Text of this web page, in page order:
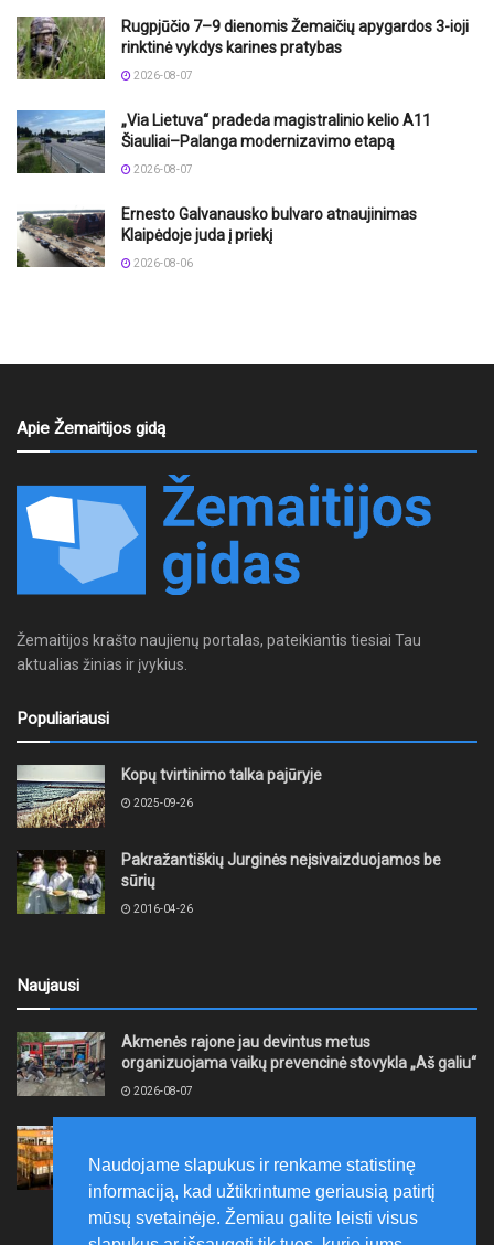
Rugpjūčio 7–9 dienomis Žemaičių apygardos 3-ioji
rinktinė vykdys karines pratybas
2026-08-07
„Via Lietuva“ pradeda magistralinio kelio A11
Šiauliai–Palanga modernizavimo etapą
2026-08-07
Ernesto Galvanausko bulvaro atnaujinimas
Klaipėdoje juda į priekį
2026-08-06
Apie Žemaitijos gidą
Žemaitijos krašto naujienų portalas, pateikiantis tiesiai Tau
aktualias žinias ir įvykius.
Populiariausi
Kopų tvirtinimo talka pajūryje
2025-09-26
Pakražantiškių Jurginės neįsivaizduojamos be
sūrių
2016-04-26
Naujausi
Akmenės rajone jau devintus metus
organizuojama vaikų prevencinė stovykla „Aš galiu“
2026-08-07
smulkiojo ir vidutinio verslo subjektų kūrimąsi
2026-08-07
Naudojame slapukus ir renkame statistinę
informaciją, kad užtikrintume geriausią patirtį
mūsų svetainėje. Žemiau galite leisti visus